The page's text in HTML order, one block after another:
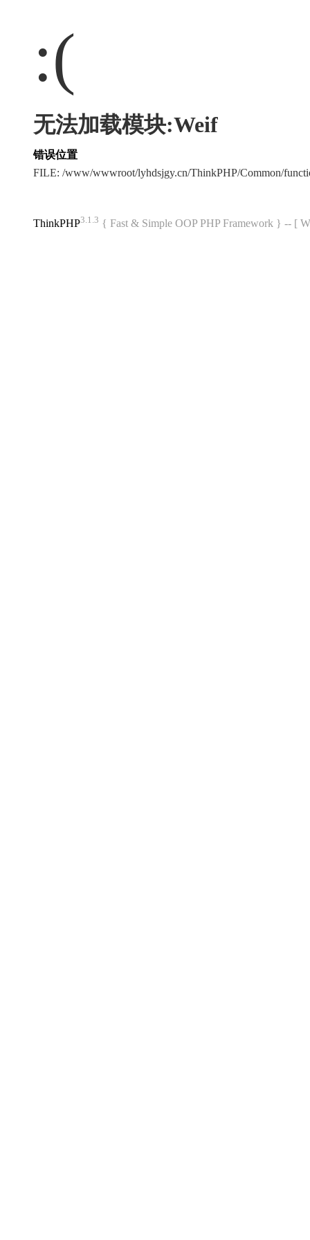
:(
无法加载模块:Weif
错误位置
FILE: /www/wwwroot/lyhdsjgy.cn/ThinkPHP/Common/
ThinkPHP3.1.3 { Fast & Simple OOP PHP Framework } -- [